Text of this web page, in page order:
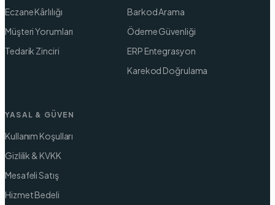
Eczane Kârlılığı
Müşteri Yorumları
Tedarik Zinciri
Barkod Arama
Ödeme Güvenliği
ERP Entegrasyon
Karekod Doğrulama
YASAL & GÜVEN
Kullanım Koşulları
Gizlilik & KVKK
Mesafeli Satış
Hizmet Bedeli